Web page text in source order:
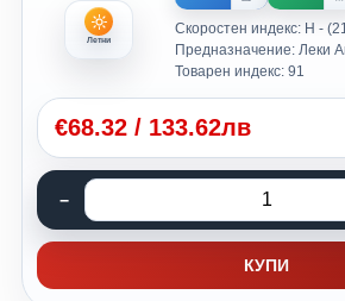
Летни
Скоростен индекс: H -
Предназначение: Леки
Товарен индекс: 91
€68.32 / 133.62лв
КУПИ